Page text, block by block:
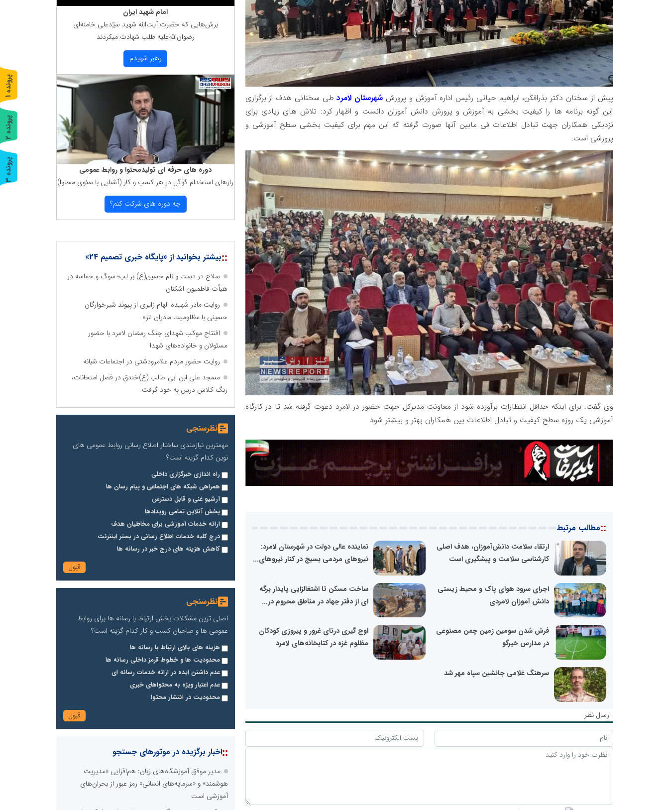
پیش از سخنان دکتر بذرافکن، ابراهیم حیاتی رئیس اداره آموزش و پرورش شهرستان لامردطی سخنانی هدف از برگزاری
این گونه برنامه ها را کیفیت بخشی به آموزش و پرورش دانش آموزان دانست و اظهار کرد: تلاش های زیادی برای
نزدیکی همکاران جهت تبادل اطلاعات فی مابین آنها صورت گرفته که این مهم برای کیفیت بخشی سطح آموزشی و
پرورشی است.
وی گفت: برای اینکه حداقل انتظارات برآورده شود از معاونت مدیرکل جهت حضور در لامرد دعوت گرفته شد تا در کارگاه
آموزشی یک روزه سطح کیفیت و تبادل اطلاعات بین همکاران بهتر و بیشتر شود
::مطالب مرتبط
ارتقاء سلامت دانش‌آموزان، هدف اصلی
کارشناسی سلامت و پیشگیری است
نماینده عالی دولت در شهرستان لامرد:
نیروهای مردمی بسیج در کنار نیروهای...
اجرای سرود هوای پاک و محیط زیستی
دانش آموزان لامردی
ساخت مسکن تا اشتغالزایی پایدار برگه
ای از دفتر جهاد در مناطق محروم در...
فرش شدن سومین زمین چمن مصنوعی
در مدارس خیرگو
اوج گیری درنای غرور و پیروزی کودکان
مظلوم غزه در کتابخانه‌های لامرد
سرهنگ غلامی جانشین سپاه مهر شد
ارسال نظر
امام شهید ایران
برش‌هایی كه حضرت آیت‌الله شهید سیّدعلی خامنه‌ای
رضوان‌الله‌علیه طلب شهادت میكردند
رهبر شهیدم
دوره های حرفه ای تولیدمحتوا و روابط عمومی
رازهای استخدام گوگل در هر كسب و كار (آشنایی با سئوی محتوا)
چه دوره های شركت كنم؟
::بیشتر بخوانید از «پایگاه خبری تصمیم 24»
سلاح در دست و نام حسین(ع) بر لب؛ سوگ و حماسه در
هیأت فاطمیون اشکنان
روایت مادر شهیده الهام زایری از پیوند شیرخوارگان
حسینی با مظلومیت مادران غزه
افتتاح موکب شهدای جنگ رمضان لامرد با حضور
مسئولان و خانواده‌های شهدا
روایت حضور مردم علامرودشتی در اجتماعات شبانه
مسجد علی ابن ابی طالب (ع)خندق در فصل امتحانات،
رنگ کلاس درس به خود گرفت
نظرسنجی
مهمترین نیازمندی ساختار اطلاع رسانی روابط عمومی های
نوین کدام گزینه است؟
راه اندازی خبرگزاری داخلی
همراهی شبکه های اجتماعی و پیام رسان ها
آرشیو غنی و قابل دسترس
پخش آنلاین تمامی رویدادها
ارائه خدمات آموزشی برای مخاطیان هدف
درج کلیه خدمات اطلاع رسانی در بستر اینترنت
کاهش هزینه های درج خبر در رسانه ها
نظرسنجی
اصلی ترین مشکلات بخش ارتباط با رسانه ها برای روابط
عمومی ها و صاحبان کسب و کار کدام گزینه است؟
هزینه های بالای ارتباط با رسانه ها
محدودیت ها و خطوط قرمز داخلی رسانه ها
عدم داشتن ایده در ارائه خدمات رسانه ای
عدم اعتبار ویژه به محتواهای خبری
محدودیت در انتشار محتوا
::اخبار برگزیده در موتورهای جستجو
مدیر موفق آموزشگاه‌های زبان: هم‌افزایی «مدیریت
هوشمند» و «سرمایه‌های انسانی» رمز عبور از بحران‌های
آموزشی است
پ
ر
و
ن
د
ه
1
پ
ر
و
ن
د
ه
2
پ
ر
و
ن
د
ه
3